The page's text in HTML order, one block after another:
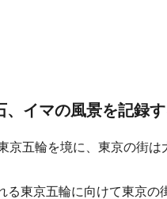
、イマの風景を記録
京五輪を境に、東京の街は
る東京五輪に向けて東京